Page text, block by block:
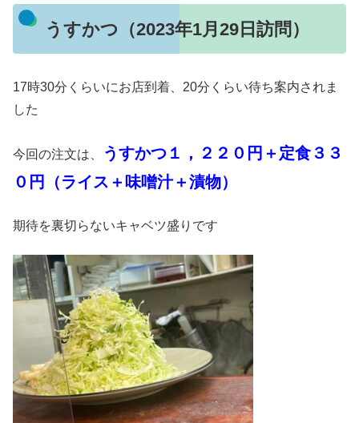
うすかつ（2023年1月29日訪問）
17時30分くらいにお店到着、20分くらい待ち案内されま
した
今回の注文は、
うすかつ１，２２０円＋定食３３
０円（ライス＋味噌汁＋漬物）
期待を裏切らないキャベツ盛りです